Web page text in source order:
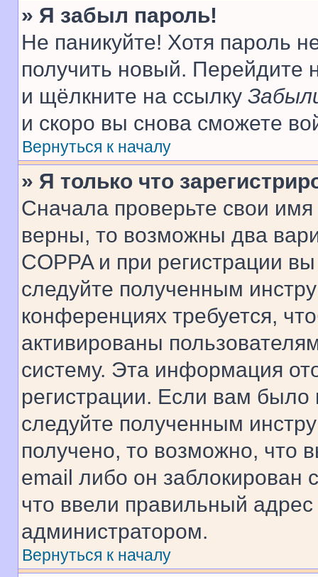
» Я забыл пароль!
Не паникуйте! Хотя пароль
получить новый. Перейдите
и щёлкните на ссылку
и скоро вы снова сможете
Вернуться к началу
» Я только что
Сначала проверьте свои
верны, то возможны два
COPPA и при регистрации
следуйте полученным
конференциях требуется,
активированы
систему. Эта информация
регистрации. Если вам
следуйте полученным
получено, то возможно, что
email либо он
что ввели правильный адрес
администратором.
Вернуться к началу